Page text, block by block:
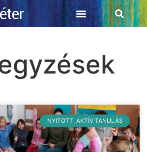
NYITOTT, AKTÍV TANULÁS